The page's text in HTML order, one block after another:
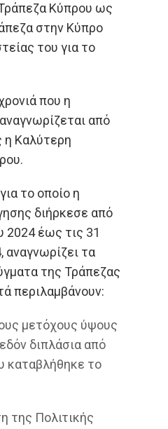
Κύπρου ως
στην Κύπρο
του για το
που η
από
η Καλύτερη
το οποίο η
διήρκεσε από
2024 έως τις 31
αναγνωρίζει τα
της Τράπεζας
περιλαμβάνουν:
μετόχους ύψους
διπλάσια από
καταβλήθηκε το
της Πολιτικής